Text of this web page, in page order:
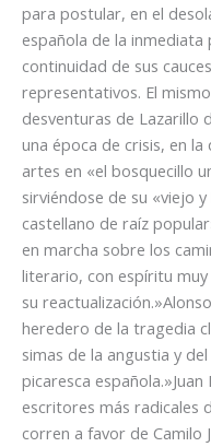
para postular, en el
española de la
continuidad de sus
representativos. El
desventuras de Lazarillo
una época de crisis, en
artes en «el bosquecillo
sirviéndose de su «viejo
castellano de raíz
en marcha sobre los
literario, con espíritu
su
heredero de la tragedia
simas de la angustia y
picaresca
escritores más radicales
corren a favor de Camilo